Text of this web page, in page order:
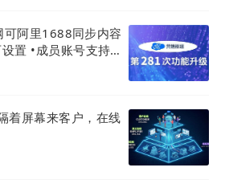
阿里1688同步内容
置 •成员账号支持海
着屏幕来客户，在线